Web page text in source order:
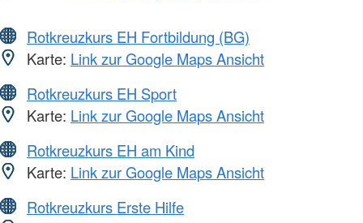
Rotkreuzkurs EH Fortbildung (BG)
Karte: Link zur Google Maps Ansicht
Rotkreuzkurs EH Sport
Karte: Link zur Google Maps Ansicht
Rotkreuzkurs EH am Kind
Karte: Link zur Google Maps Ansicht
Rotkreuzkurs Erste Hilfe